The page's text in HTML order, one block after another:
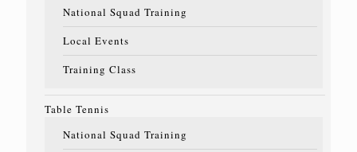
National Squad Training
Local Events
Training Class
Table Tennis
National Squad Training